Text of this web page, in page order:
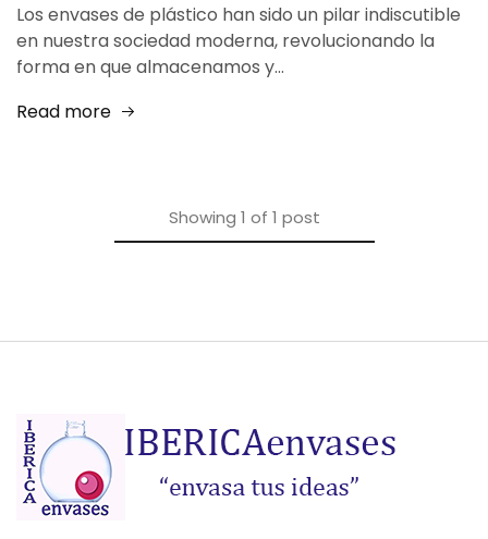
Los envases de plástico han sido un pilar indiscutible
en nuestra sociedad moderna, revolucionando la
forma en que almacenamos y…
Read more
Showing 1 of 1 post